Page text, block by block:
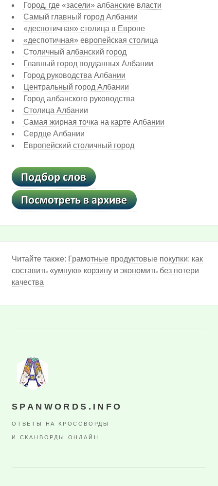
Город, где «засели» албанские власти
Самый главный город Албании
«деспотичная» столица в Европе
«деспотичная» европейская столица
Столичный албанский город
Главный город подданных Албании
Город руководства Албании
Центральный город Албании
Город албанского руководства
Столица Албании
Самая жирная точка на карте Албании
Сердце Албании
Европейский столичный город
Читайте также: Грамотные продуктовые покупки: как
составить «умную» корзину и экономить без потери
качества
SPANWORDS.INFO
ОТВЕТЫ НА КРОССВОРДЫ
И СКАНВОРДЫ ОНЛАЙН